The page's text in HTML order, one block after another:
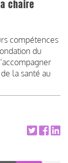
chaire
compétences
du
la santé au